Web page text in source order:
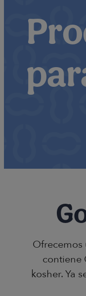
contiene
kosher. Ya